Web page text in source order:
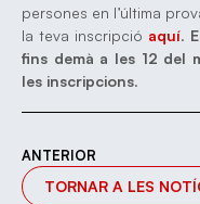
persones en l’última
la teva inscripció aquí.
fins demà a les 12 del
les inscripcions.
ANTERIOR
TORNAR A LES